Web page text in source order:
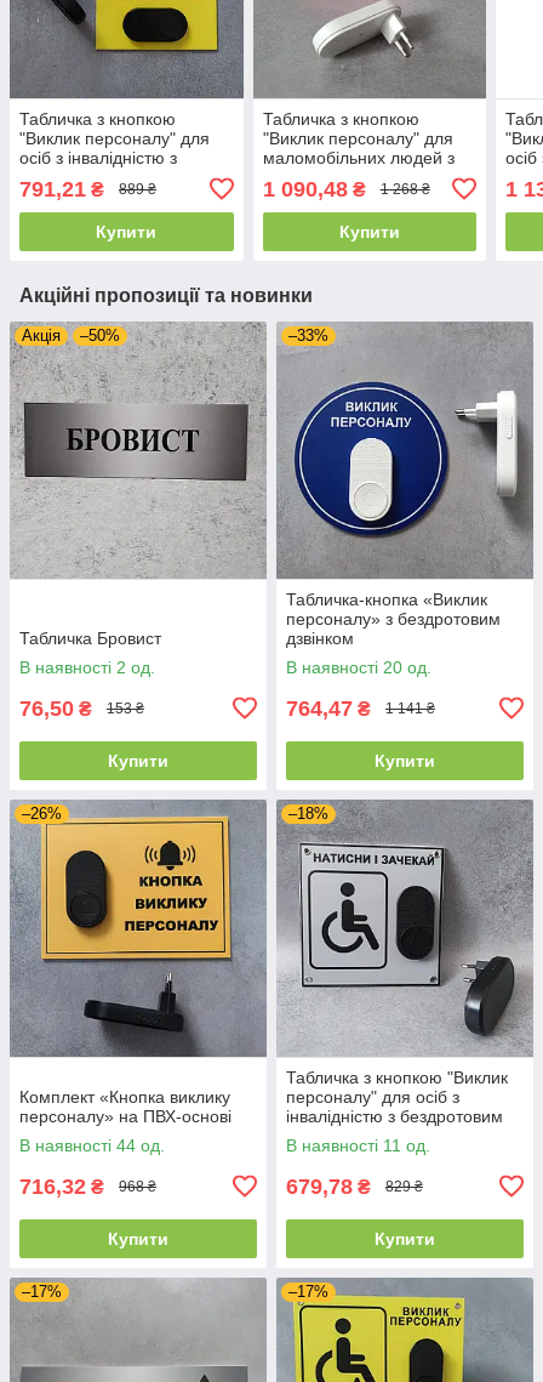
Табличка з кнопкою
"Виклик персоналу" для
осіб з інвалідністю з
791,21 ₴ 889 ₴
Купити
Табличка з кнопкою
"Виклик персоналу" для
маломобільних людей з
220в Біла кнопка
1 090,48₴ 1 268 ₴
Купити
осіб
1
Акційні пропозиції та новинки
Акція –50%
Табличка Бровист
В наявності 2 од.
76,50 ₴ 153 ₴
Купити
–33%
Табличка-кнопка «Виклик
персоналу» з бездротовим
дзвінком
В наявності 20 од.
764,47 ₴ 1 141 ₴
Купити
–26%
Комплект «Кнопка виклику
персоналу» на ПВХ-основі
В наявності 44 од.
716,32 ₴ 968 ₴
Купити
–18%
Табличка з кнопкою "Виклик
персоналу" для осіб з
інвалідністю з бездротовим
дзвінком Сіра
В наявності 11 од.
679,78 ₴ 829 ₴
Купити
–17% –17%